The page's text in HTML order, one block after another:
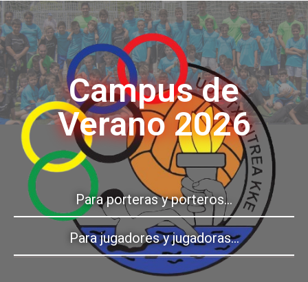
Campus de
Verano 2026
Para porteras y porteros…
Para jugadores y jugadoras…